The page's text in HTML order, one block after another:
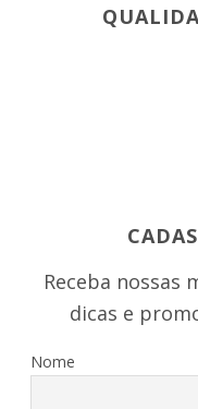
Receba nossas
dicas e
Nome